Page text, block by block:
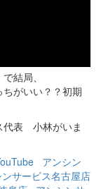
結局、
がいい？？初期
代表 小林がいま
アンシン
サービス名古屋店